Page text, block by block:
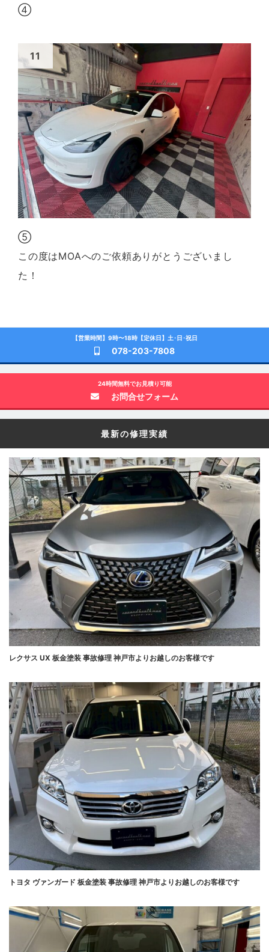
④
⑤
この度はMOAへのご依頼ありがとうございまし
た！
【営業時間】9時〜18時【定休日】土･日･祝日
078-203-7808
24時間無料でお見積り可能
お問合せフォーム
最新の修理実績
レクサス UX 板金塗装 事故修理 神戸市よりお越しのお客様です
トヨタ ヴァンガード 板金塗装 事故修理 神戸市よりお越しのお客様です